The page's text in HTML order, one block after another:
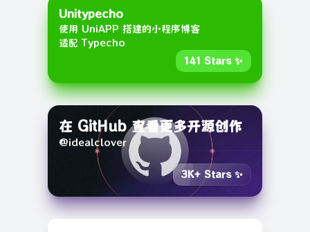
Unitypecho
使用 UniAPP 搭建的小程序博客
适配 Typecho
141 Stars ✨
在 GitHub 查看更多开源创作
@idealclover
3K+ Stars ✨